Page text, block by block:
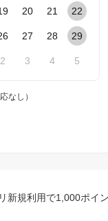
20 21 22
27 28 29
2 3 4 5
なし）
新規利用で1,000ポイ